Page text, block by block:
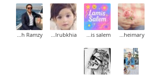
Hanan Alsheimary
lamis salem
Alrubkhia ✨
Mina Mamdouh Ramzy